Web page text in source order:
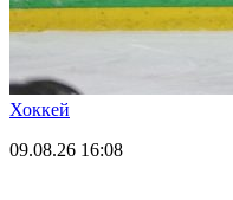
Хоккей
09.08.26 16:08